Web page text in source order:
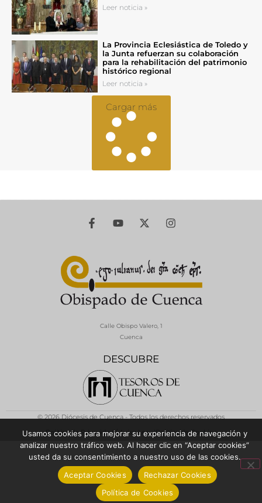
Leer noticia »
La Provincia Eclesiástica de Toledo y
la Junta refuerzan su colaboración
para la rehabilitación del patrimonio
histórico regional
Leer noticia »
Cargar más
DESCUBRE
Calle Obispo Valero, 1
Cuenca
© 2026 Diócesis de Cuenca - Todos los derechos reservados
Política de Privacidad / Aviso LegalPolítica de Cookies
Usamos cookies para mejorar su experiencia de navegación y
analizar nuestro tráfico web. Al hacer clic en “Aceptar cookies”
usted da su consentimiento a nuestro uso de las cookies.
Aceptar Cookies
Rechazar Cookies
Política de Cookies